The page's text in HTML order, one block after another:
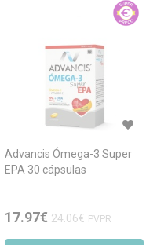
Advancis Ómega-3 Super
EPA 30 cápsulas
17.97€ 24.06€ PVPR